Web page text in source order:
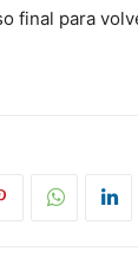
final para